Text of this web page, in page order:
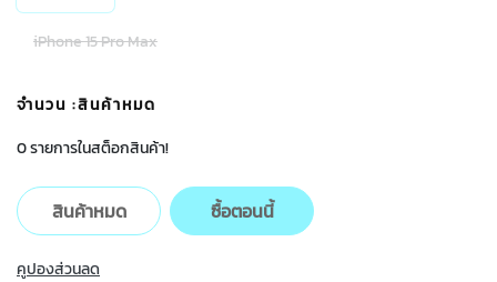
iPhone 15 Pro Max
จำนวน :สินค้าหมด
0 รายการในสต็อกสินค้า!
สินค้าหมด ซื้อตอนนี้
คูปองส่วนลด